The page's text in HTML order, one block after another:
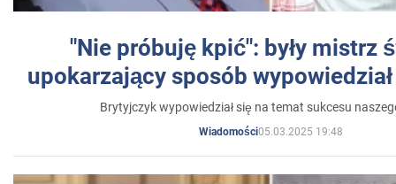
"Nie próbuję kpić": były mistrz
upokarzający sposób
Brytyjczyk wypowiedział się na temat sukcesu
Wiadomości05.03.2025 19:48